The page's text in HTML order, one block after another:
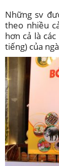
Những sv
theo nhiều
hơn cả là
tiếng) của